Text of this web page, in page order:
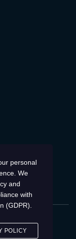
personal
We
and
with
(GDPR)
POLICY